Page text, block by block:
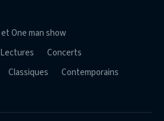
One man show
Lectures
Concerts
Classiques
Contemporains